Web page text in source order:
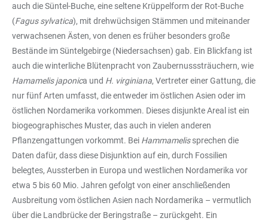
auch die Süntel-Buche, eine seltene Krüppelform der Rot-Buche
(Fagus sylvatica), mit drehwüchsigen Stämmen und miteinander
verwachsenen Ästen, von denen es früher besonders große
Bestände im Süntelgebirge (Niedersachsen) gab. Ein Blickfang ist
auch die winterliche Blütenpracht von Zaubernusssträuchern, wie
Hamamelis japonica und H. virginiana, Vertreter einer Gattung, die
nur fünf Arten umfasst, die entweder im östlichen Asien oder im
östlichen Nordamerika vorkommen. Dieses disjunkte Areal ist ein
biogeographisches Muster, das auch in vielen anderen
Pflanzengattungen vorkommt. Bei Hammamelissprechen die
Daten dafür, dass diese Disjunktion auf ein, durch Fossilien
belegtes, Aussterben in Europa und westlichen Nordamerika vor
etwa 5 bis 60 Mio. Jahren gefolgt von einer anschließenden
Ausbreitung vom östlichen Asien nach Nordamerika – vermutlich
über die Landbrücke der Beringstraße – zurückgeht. Ein